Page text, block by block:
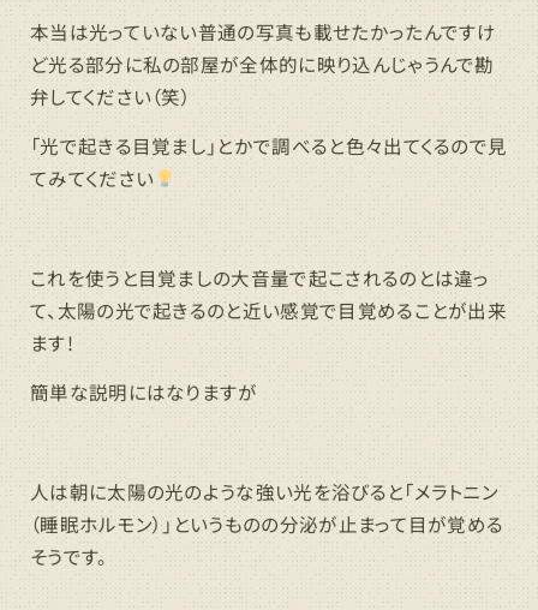
本当は光っていない普通の写真も載せたかったんですけ
ど光る部分に私の部屋が全体的に映り込んじゃうんで勘
弁してください（笑）
「光で起きる目覚まし」とかで調べると色々出てくるので見
てみてください
これを使うと目覚ましの大音量で起こされるのとは違っ
て、太陽の光で起きるのと近い感覚で目覚めることが出来
ます!
簡単な説明にはなりますが
人は朝に太陽の光のような強い光を浴びると「メラトニン
（睡眠ホルモン）」というものの分泌が止まって目が覚める
そうです。